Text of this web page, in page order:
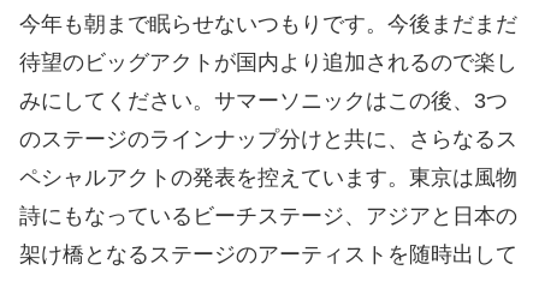
今年も朝まで眠らせないつもりです。今後まだまだ
待望のビッグアクトが国内より追加されるので楽し
みにしてください。サマーソニックはこの後、3つ
のステージのラインナップ分けと共に、さらなるス
ペシャルアクトの発表を控えています。東京は風物
詩にもなっているビーチステージ、アジアと日本の
架け橋となるステージのアーティストを随時出して